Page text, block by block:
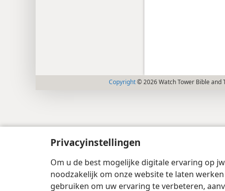
Privacyinstellingen
Om u de best mogelijke digitale ervaring op
noodzakelijk om onze website te laten
gebruiken om uw ervaring te verbeteren,
Copyright© 2026 Watch Tower Bible and